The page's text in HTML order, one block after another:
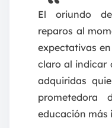
El oriundo
reparos al
expectativas
claro al indicar
adquiridas
educación más